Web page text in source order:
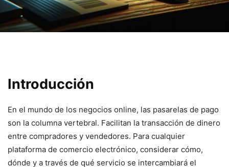
Introducción
En el mundo de ⁤los⁢ negocios online, las pasarelas de pago
son la columna vertebral. Facilitan ⁢la transacción de dinero
entre compradores y vendedores. Para cualquier
plataforma de comercio electrónico,⁤ considerar cómo,
dónde y a través ‍de qué servicio se intercambiará el